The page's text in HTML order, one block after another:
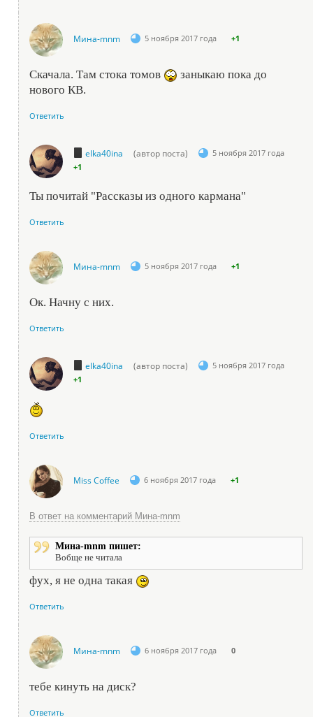
Мина-mnm 5 ноября 2017 года +1
Скачала. Там стока томов
заныкаю пока до
нового КВ.
Ответить
elka40ina (автор поста)
5 ноября 2017 года
+1
Ты почитай "Рассказы из одного кармана"
Ответить
Мина-mnm 5 ноября 2017 года +1
Ок. Начну с них.
Ответить
elka40ina (автор поста)
5 ноября 2017 года
+1
Ответить
Miss Coffee 6 ноября 2017 года +1
В ответ на комментарий Мина-mnm
Мина-mnm пишет:
Вобще не читала
фух, я не одна такая
Ответить
Мина-mnm 6 ноября 2017 года 0
тебе кинуть на диск?
Ответить